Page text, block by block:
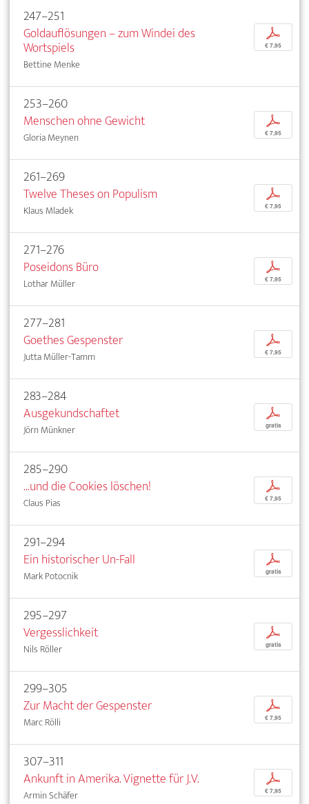
247–251
Goldauflösungen – zum Windei des
Wortspiels
Bettine Menke
p
€ 7,95
253–260
Menschen ohne Gewicht
Gloria Meynen
p
€ 7,95
261–269
Twelve Theses on Populism
Klaus Mladek
p
€ 7,95
271–276
Poseidons Büro
Lothar Müller
p
€ 7,95
277–281
Goethes Gespenster
Jutta Müller-Tamm
p
€ 7,95
283–284
Ausgekundschaftet
Jörn Münkner
p
gratis
285–290
...und die Cookies löschen!
Claus Pias
p
€ 7,95
291–294
Ein historischer Un-Fall
Mark Potocnik
p
gratis
295–297
Vergesslichkeit
Nils Röller
p
gratis
299–305
Zur Macht der Gespenster
Marc Rölli
p
€ 7,95
307–311
Ankunft in Amerika. Vignette für J.V.
Armin Schäfer
p
€ 7,95